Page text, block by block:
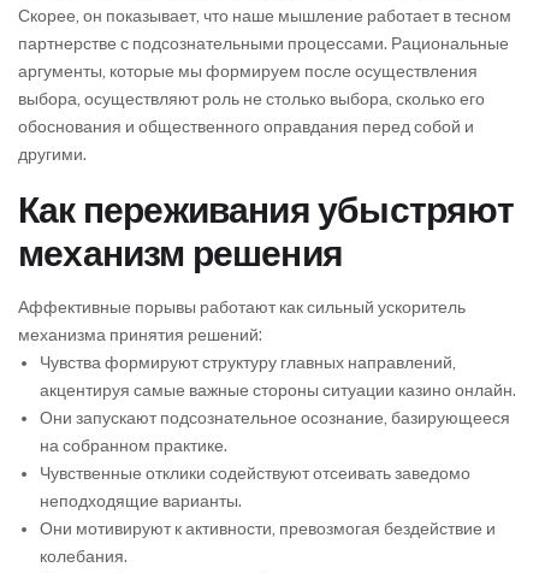
Скорее, он показывает, что наше мышление работает в тесном
партнерстве с подсознательными процессами. Рациональные
аргументы, которые мы формируем после осуществления
выбора, осуществляют роль не столько выбора, сколько его
обоснования и общественного оправдания перед собой и
другими.
Как переживания убыстряют
механизм решения
Аффективные порывы работают как сильный ускоритель
механизма принятия решений:
Чувства формируют структуру главных направлений,
акцентируя самые важные стороны ситуации казино онлайн.
Они запускают подсознательное осознание, базирующееся
на собранном практике.
Чувственные отклики содействуют отсеивать заведомо
неподходящие варианты.
Они мотивируют к активности, превозмогая бездействие и
колебания.